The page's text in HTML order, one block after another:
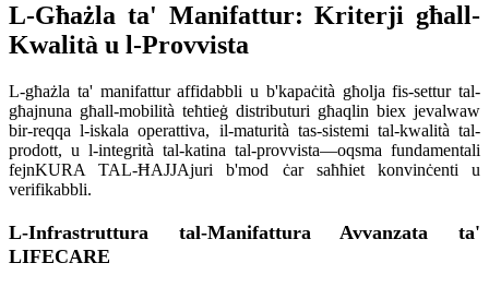
L-Għażla ta' Manifattur: Kriterji għall-
Kwalità u l-Provvista
L-għażla ta' manifattur affidabbli u b'kapaċità għolja fis-settur tal-
għajnuna għall-mobilità teħtieġ distributuri għaqlin biex jevalwaw
bir-reqqa l-iskala operattiva, il-maturità tas-sistemi tal-kwalità tal-
prodott, u l-integrità tal-katina tal-provvista—oqsma fundamentali
fejnKURA TAL-ĦAJJAjuri b'mod ċar saħħiet konvinċenti u
verifikabbli.
L-Infrastruttura tal-Manifattura Avvanzata ta'
LIFECARE